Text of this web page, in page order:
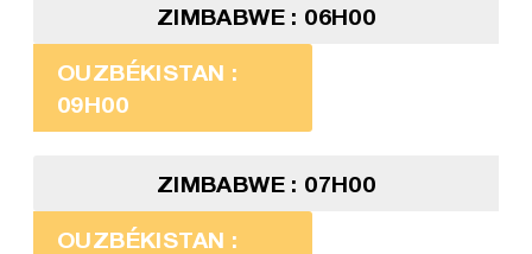
ZIMBABWE : 06H00
OUZBÉKISTAN :
09H00
ZIMBABWE : 07H00
OUZBÉKISTAN :